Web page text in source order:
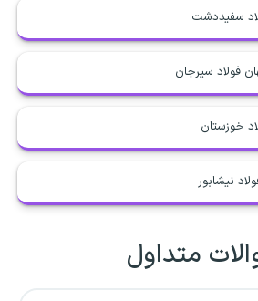
سفیددشت
فولاد سیرجان
خوزستان
نیشابور
متداول